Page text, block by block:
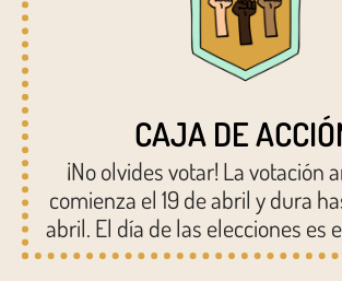
CAJA DE
¡No olvides votar! La votación
comienza el 19 de abril y dura
abril. El día de las elecciones es